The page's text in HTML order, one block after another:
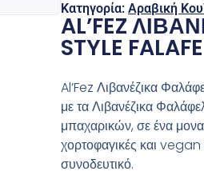
Κατηγορία: Αραβική
AL’FEZ
STYLE
Al’Fez Λιβανέζικα
με τα Λιβανέζικα
μπαχαρικών, σε ένα
χορτοφαγικές και vegan
συνοδευτικό.